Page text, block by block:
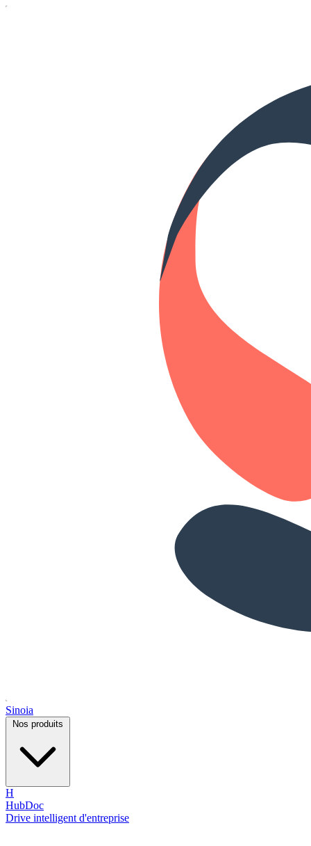
Sinoia
Nos produits
H
HubDoc
Drive intelligent d'entreprise